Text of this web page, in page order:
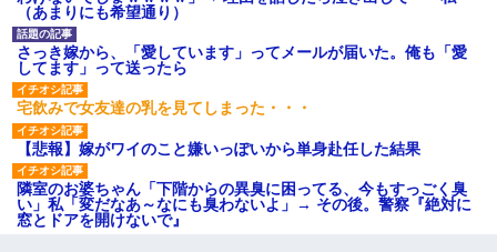
（あまりにも希望通り）
さっき嫁から、「愛しています」ってメールが届いた。俺も「愛
してます」って送ったら
宅飲みで女友達の乳を見てしまった・・・
【悲報】嫁がワイのこと嫌いっぽいから単身赴任した結果
隣室のお婆ちゃん「下階からの異臭に困ってる、今もすっごく臭
い」私「変だなあ～なにも臭わないよ」→ その後。警察『絶対に
窓とドアを開けないで』